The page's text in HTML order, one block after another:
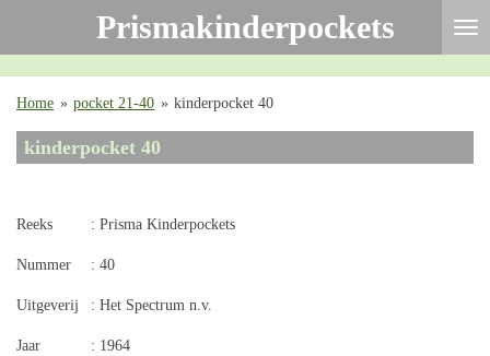
de
Prismakinderpockets
Home » pocket 21-40 » kinderpocket 40
kinderpocket 40
Reeks : Prisma Kinderpockets
Nummer : 40
Uitgeverij : Het Spectrum n.v.
Jaar : 1964